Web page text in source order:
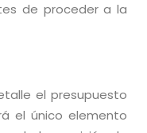
de proceder a la
el presupuesto
el único elemento